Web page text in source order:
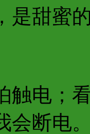
是甜蜜
电；
会断电